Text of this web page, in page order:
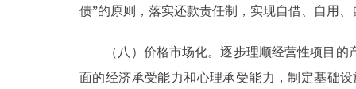
债”的原则，落实还款责任制，实现自借、自用、
（八）价格市场化。逐步理顺经营性项目的
面的经济承受能力和心理承受能力，制定基础